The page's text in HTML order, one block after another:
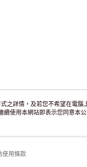
使用條款
之詳情，及若您不希望在電
續使用本網站即表示您同意本